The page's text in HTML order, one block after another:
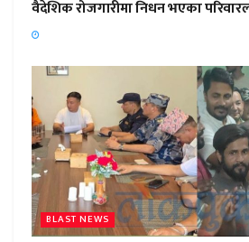
वैदेशिक रोजगारीमा निधन भएका
BLAST NEWS